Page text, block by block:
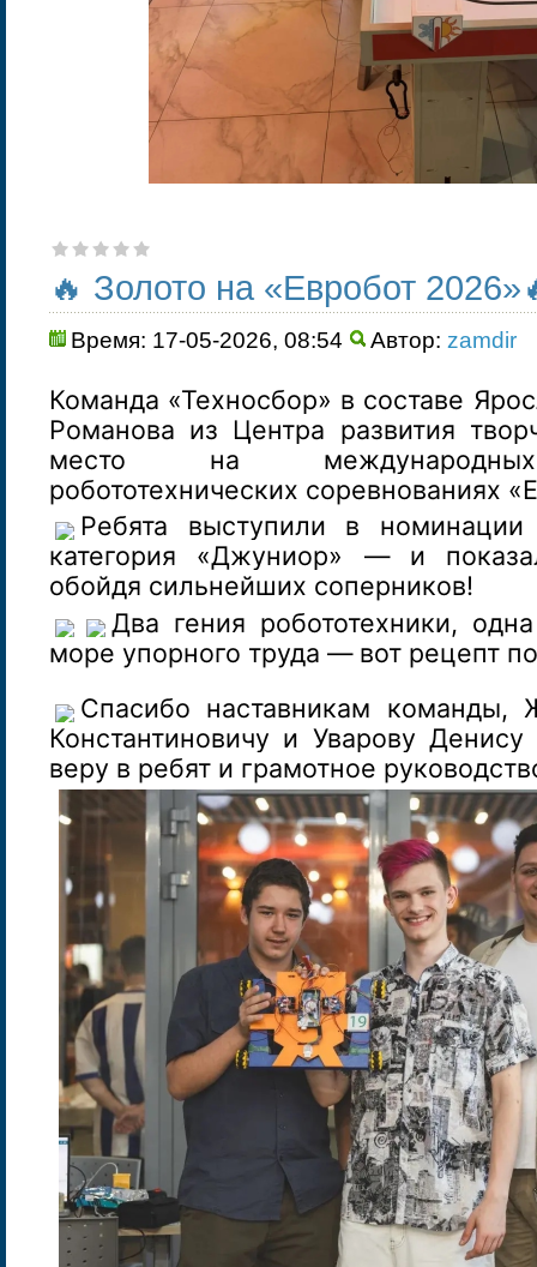
🔥 Золото на «Евробот
Время: 17-05-2026, 08:54 Автор: zamdir
Команда «Техносбор» в составе
Романова из Центра развития
место на
робототехнических соревнованиях
Ребята выступили в
категория «Джуниор» — и
обойдя сильнейших соперников!
Два гения робототехники,
море упорного труда — вот рецепт
Спасибо наставникам команды,
Константиновичу и Уварову
веру в ребят и грамотное